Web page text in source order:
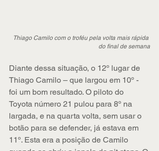
Thiago Camilo com o troféu pela volta mais rápida
do final de semana
Diante dessa situação, o 12º lugar de
Thiago Camilo – que largou em 10º -
foi um bom resultado. O piloto do
Toyota número 21 pulou para 8º na
largada, e na quarta volta, sem usar o
botão para se defender, já estava em
11º. Esta era a posição de Camilo